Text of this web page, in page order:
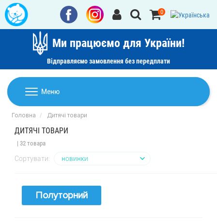
Ми працюємо для України!
Відправляємо замовлення без передплати
0
Меню
Домашній текстиль
Ковдри
Подушки
Постільна білизна
Пледи
Рушники
Дитячі товари
Дитячий текстиль
Товари для дому
Головна Дитячі товари
ДИТЯЧІ ТОВАРИ
| 32 товара
Сортувати:
Полуторний